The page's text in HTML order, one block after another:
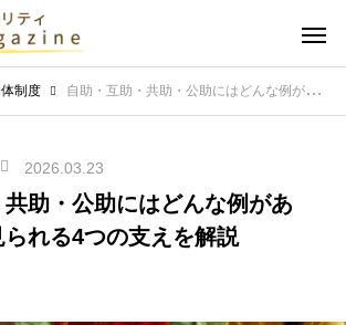
体制度 自助・互助・共助・公助にはどんな例がある？身近に見られる4つの支えを解説
2026.03.23
助・公助にはどんな例があ
れる4つの支えを解説